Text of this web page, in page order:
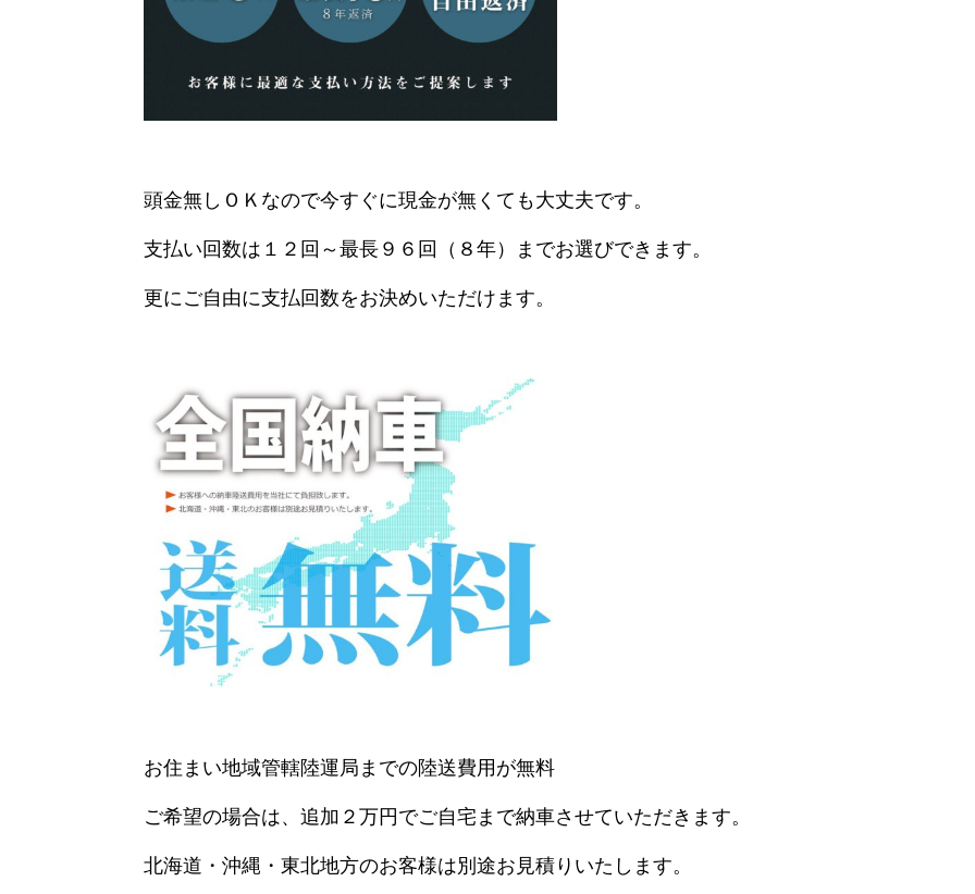
頭金無しＯＫなので今すぐに現金が無くても大丈夫です。
支払い回数は１２回～最長９６回（８年）までお選びできます。
更にご自由に支払回数をお決めいただけます。
お住まい地域管轄陸運局までの陸送費用が無料
ご希望の場合は、追加２万円でご自宅まで納車させていただきます。
北海道・沖縄・東北地方のお客様は別途お見積りいたします。